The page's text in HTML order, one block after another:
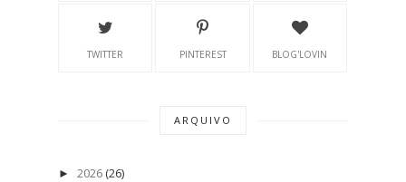
TWITTER PINTEREST BLOG'LOVIN
ARQUIVO
► 2026 (26)